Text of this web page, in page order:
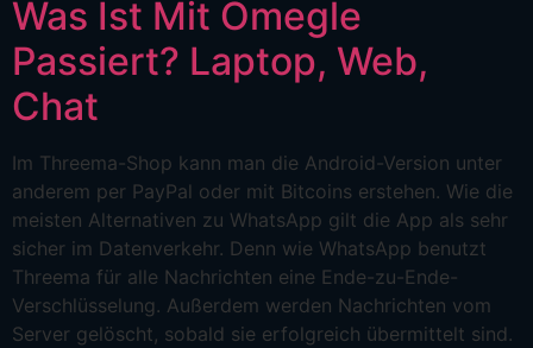
Was Ist Mit Omegle
Passiert? Laptop, Web,
Chat
Im Threema-Shop kann man die Android-Version unter
anderem per PayPal oder mit Bitcoins erstehen. Wie die
meisten Alternativen zu WhatsApp gilt die App als sehr
sicher im Datenverkehr. Denn wie WhatsApp benutzt
Threema für alle Nachrichten eine Ende-zu-Ende-
Verschlüsselung. Außerdem werden Nachrichten vom
Server gelöscht, sobald sie erfolgreich übermittelt sind.